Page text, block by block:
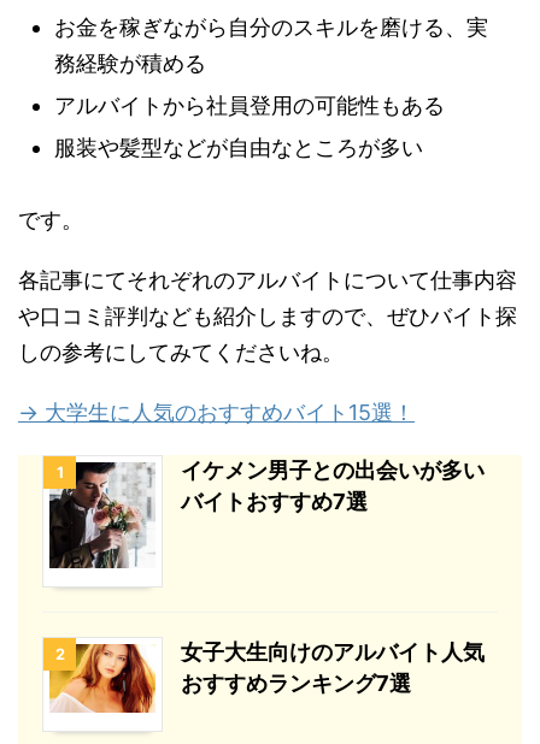
お金を稼ぎながら自分のスキルを磨ける、実
務経験が積める
アルバイトから社員登用の可能性もある
服装や髪型などが自由なところが多い
です。
各記事にてそれぞれのアルバイトについて仕事内容
や口コミ評判なども紹介しますので、ぜひバイト探
しの参考にしてみてくださいね。
→ 大学生に人気のおすすめバイト15選！
1
イケメン男子との出会いが多い
バイトおすすめ7選
2
女子大生向けのアルバイト人気
おすすめランキング7選